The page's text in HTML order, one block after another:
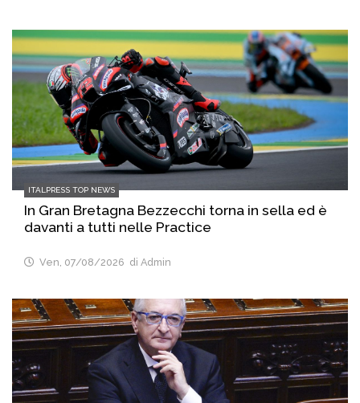
ITALPRESS TOP NEWS
In Gran Bretagna Bezzecchi torna in sella ed è
davanti a tutti nelle Practice
Ven, 07/08/2026 di Admin